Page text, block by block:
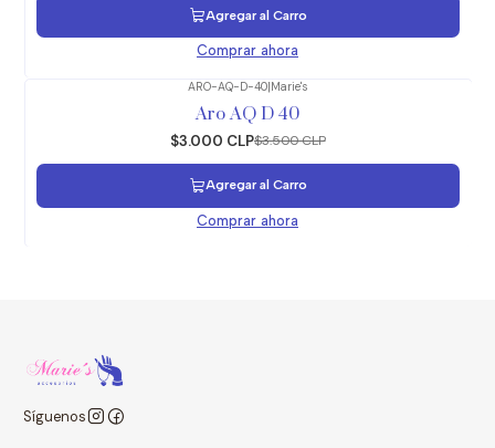
Agregar al Carro
Comprar ahora
ARO-AQ-D-40|Marie's
Aro AQ D 40
$3.000 CLP$3.500 CLP
Agregar al Carro
Comprar ahora
Síguenos